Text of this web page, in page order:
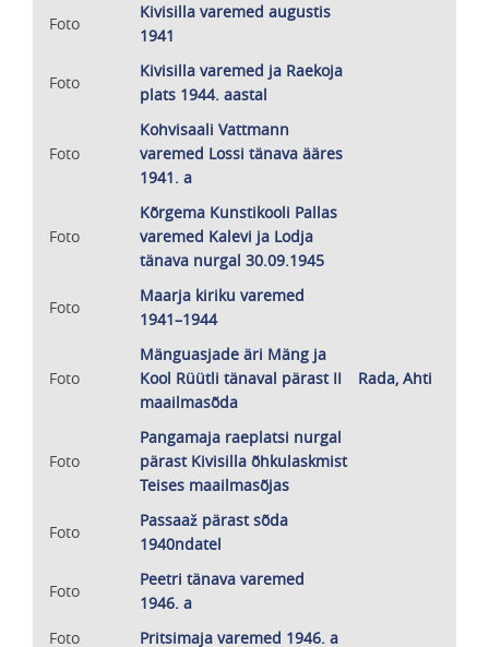
Foto
Kivisilla varemed augustis
1941
Foto
Kivisilla varemed ja Raekoja
plats 1944. aastal
Foto
Kohvisaali Vattmann
varemed Lossi tänava ääres
1941. a
Foto
Kõrgema Kunstikooli Pallas
varemed Kalevi ja Lodja
tänava nurgal 30.09.1945
Foto
Maarja kiriku varemed
1941–1944
Foto
Mänguasjade äri Mäng ja
Kool Rüütli tänaval pärast II
maailmasõda
Rada, Ahti
Foto
Pangamaja raeplatsi nurgal
pärast Kivisilla õhkulaskmist
Teises maailmasõjas
Foto
Passaaž pärast sõda
1940ndatel
Foto
Peetri tänava varemed
1946. a
Foto
Pritsimaja varemed 1946. a